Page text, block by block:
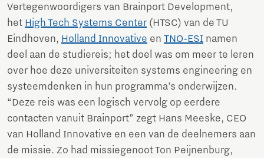
Vertegenwoordigers van Brainport Development,
het High Tech Systems Center (HTSC) van de TU
Eindhoven, Holland Innovative en TNO-ESI namen
deel aan de studiereis; het doel was om meer te leren
over hoe deze universiteiten systems engineering en
systeemdenken in hun programma’s onderwijzen.
“Deze reis was een logisch vervolg op eerdere
contacten vanuit Brainport” zegt Hans Meeske, CEO
van Holland Innovative en een van de deelnemers aan
de missie. Zo had missiegenoot Ton Peijnenburg,